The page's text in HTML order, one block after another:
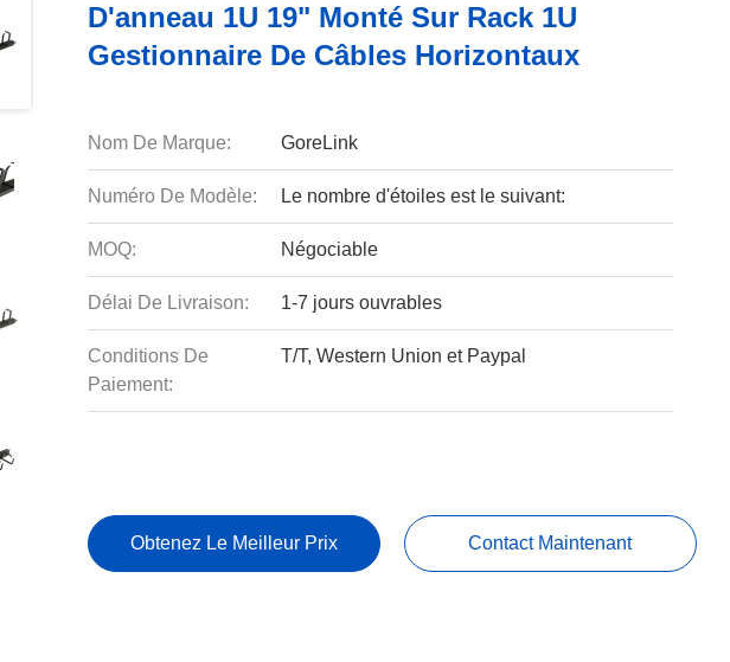
D'anneau 1U 19" Monté Sur Rack 1U
Gestionnaire De Câbles Horizontaux
Nom De Marque: GoreLink
Numéro De Modèle: Le nombre d'étoiles est le suivant:
MOQ: Négociable
Délai De Livraison: 1-7 jours ouvrables
Conditions De
Paiement:
T/T, Western Union et Paypal
Obtenez Le Meilleur Prix Contact Maintenant